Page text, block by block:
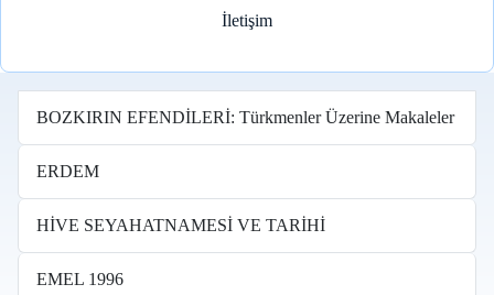
İletişim
BOZKIRIN EFENDİLERİ: Türkmenler Üzerine Makaleler
ERDEM
HİVE SEYAHATNAMESİ VE TARİHİ
EMEL 1996